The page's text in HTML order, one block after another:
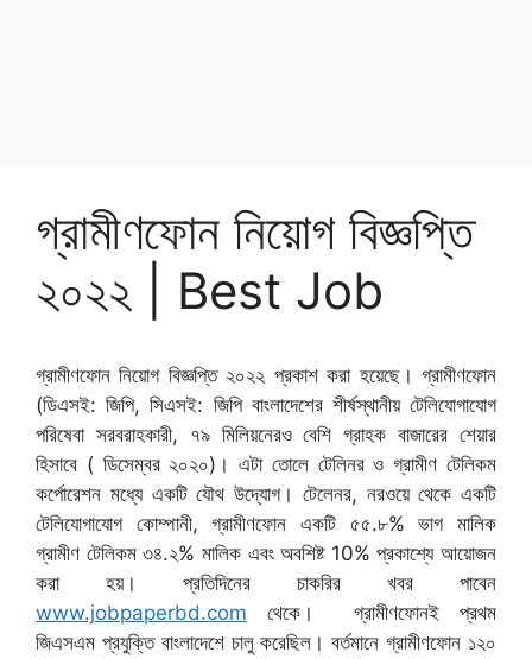
গ্রামীণফোন নিয়োগ বিজ্ঞপ্তি
২০২২ | Best Job
গ্রামীণফোন নিয়োগ বিজ্ঞপ্তি ২০২২ প্রকাশ করা হয়েছে। গ্রামীণফোন
(ডিএসই: জিপি, সিএসই: জিপি বাংলাদেশের শীর্ষস্থানীয় টেলিযোগাযোগ
পরিষেবা সরবরাহকারী, ৭৯ মিলিয়নেরও বেশি গ্রাহক বাজারের শেয়ার
হিসাবে ( ডিসেম্বর ২০২০)। এটা তোলে টেলিনর ও গ্রামীণ টেলিকম
কর্পোরেশন মধ্যে একটি যৌথ উদ্যোগ। টেলেনর, নরওয়ে থেকে একটি
টেলিযোগাযোগ কোম্পানী, গ্রামীণফোন একটি ৫৫.৮% ভাগ মালিক
গ্রামীণ টেলিকম ৩৪.২% মালিক এবং অবশিষ্ট 10% প্রকাশ্যে আয়োজন
করা হয়। প্রতিদিনের চাকরির খবর পাবেন
www.jobpaperbd.com থেকে। গ্রামীণফোনই প্রথম
জিএসএম প্রযুক্তি বাংলাদেশে চালু করেছিল। বর্তমানে গ্রামীণফোন ১২০